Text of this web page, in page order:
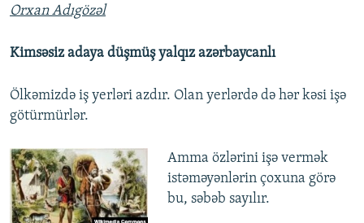
Orxan Adıgözəl
Kimsəsiz adaya düşmüş yalqız azərbaycanlı
Ölkəmizdə iş yerləri azdır. Olan yerlərdə də hər kəsi işə
götürmürlər.
Amma özlərini işə vermək
istəməyənlərin çoxuna görə
bu, səbəb sayılır.